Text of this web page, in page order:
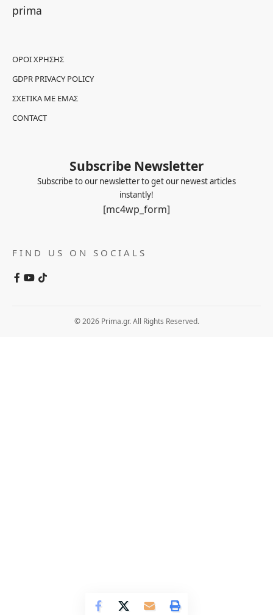
prima
ΌΡΟΙ ΧΡΉΣΗΣ
GDPR PRIVACY POLICY
ΣΧΕΤΙΚΆ ΜΕ ΕΜΆΣ
CONTACT
Subscribe Newsletter
Subscribe to our newsletter to get our newest articles
instantly!
[mc4wp_form]
FIND US ON SOCIALS
© 2026 Prima.gr. All Rights Reserved.